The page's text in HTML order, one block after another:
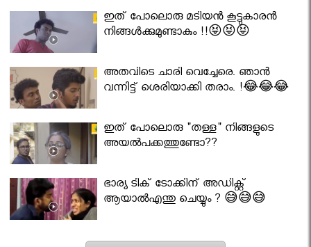
ഇത് പോലൊരു മടിയൻ കൂട്ടുകാരൻ
നിങ്ങൾക്കുമുണ്ടാകും !!😝😝😝
അതവിടെ ചാരി വെച്ചേരെ. ഞാൻ
വന്നിട്ട് ശെരിയാക്കി തരാം. !😂😂😂
ഇത് പോലൊരു "തള്ള" നിങ്ങളുടെ
അയല്‍പക്കത്തുണ്ടോ??
ഭാര്യ ടിക് ടോക്കിന് അഡിക്റ്റ്
ആയാൽഎന്തു ചെയ്യും ? 😅😅😅